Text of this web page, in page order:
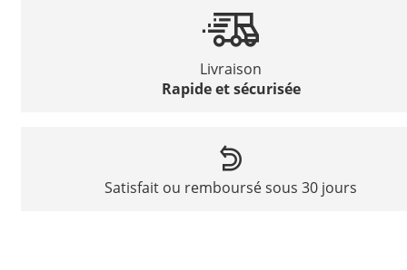
Livraison
Rapide et sécurisée
Satisfait ou remboursé sous 30 jours